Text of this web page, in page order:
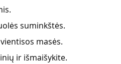
suminkštės.
masės.
ir išmaišykite.